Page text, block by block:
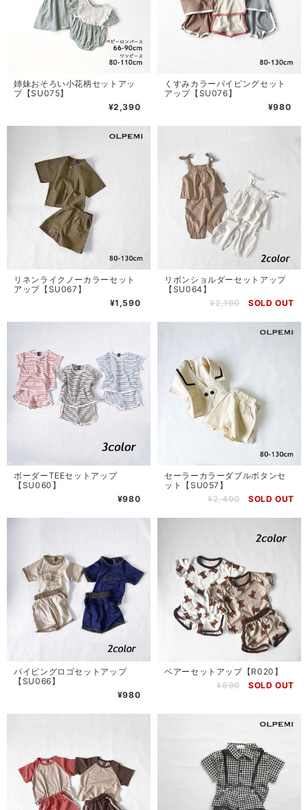
姉妹おそろい小花柄セットアッ
プ【SU075】
¥2,390
くすみカラーパイピングセット
アップ【SU076】
¥980
リネンライクノーカラーセット
アップ【SU067】
¥1,590
リボンショルダーセットアップ
【SU064】
¥2,190
SOLD OUT
ボーダーTEEセットアップ
【SU060】
¥980
セーラーカラーダブルボタンセ
ット【SU057】
¥2,490
SOLD OUT
パイピングロゴセットアップ
【SU066】
¥980
ベアーセットアップ【R020】
¥890
SOLD OUT